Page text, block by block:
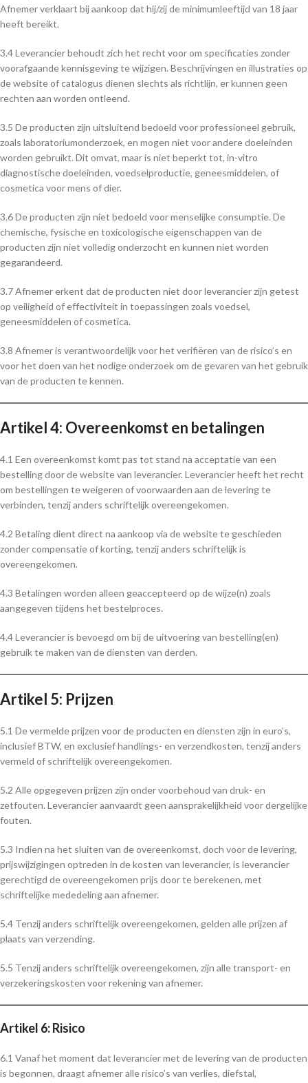
Afnemer verklaart bij aankoop dat hij/zij de minimumleeftijd van 18 jaar
heeft bereikt.
3.4 Leverancier behoudt zich het recht voor om specificaties zonder
voorafgaande kennisgeving te wijzigen. Beschrijvingen en illustraties op
de website of catalogus dienen slechts als richtlijn, er kunnen geen
rechten aan worden ontleend.
3.5 De producten zijn uitsluitend bedoeld voor professioneel gebruik,
zoals laboratoriumonderzoek, en mogen niet voor andere doeleinden
worden gebruikt. Dit omvat, maar is niet beperkt tot, in-vitro
diagnostische doeleinden, voedselproductie, geneesmiddelen, of
cosmetica voor mens of dier.
3.6 De producten zijn niet bedoeld voor menselijke consumptie. De
chemische, fysische en toxicologische eigenschappen van de
producten zijn niet volledig onderzocht en kunnen niet worden
gegarandeerd.
3.7 Afnemer erkent dat de producten niet door leverancier zijn getest
op veiligheid of effectiviteit in toepassingen zoals voedsel,
geneesmiddelen of cosmetica.
3.8 Afnemer is verantwoordelijk voor het verifiëren van de risico’s en
voor het doen van het nodige onderzoek om de gevaren van het gebruik
van de producten te kennen.
Artikel 4: Overeenkomst en betalingen
4.1 Een overeenkomst komt pas tot stand na acceptatie van een
bestelling door de website van leverancier. Leverancier heeft het recht
om bestellingen te weigeren of voorwaarden aan de levering te
verbinden, tenzij anders schriftelijk overeengekomen.
4.2 Betaling dient direct na aankoop via de website te geschieden
zonder compensatie of korting, tenzij anders schriftelijk is
overeengekomen.
4.3 Betalingen worden alleen geaccepteerd op de wijze(n) zoals
aangegeven tijdens het bestelproces.
4.4 Leverancier is bevoegd om bij de uitvoering van bestelling(en)
gebruik te maken van de diensten van derden.
Artikel 5: Prijzen
5.1 De vermelde prijzen voor de producten en diensten zijn in euro’s,
inclusief BTW, en exclusief handlings- en verzendkosten, tenzij anders
vermeld of schriftelijk overeengekomen.
5.2 Alle opgegeven prijzen zijn onder voorbehoud van druk- en
zetfouten. Leverancier aanvaardt geen aansprakelijkheid voor dergelijke
fouten.
5.3 Indien na het sluiten van de overeenkomst, doch voor de levering,
prijswijzigingen optreden in de kosten van leverancier, is leverancier
gerechtigd de overeengekomen prijs door te berekenen, met
schriftelijke mededeling aan afnemer.
5.4 Tenzij anders schriftelijk overeengekomen, gelden alle prijzen af
plaats van verzending.
5.5 Tenzij anders schriftelijk overeengekomen, zijn alle transport- en
verzekeringskosten voor rekening van afnemer.
Artikel 6: Risico
6.1 Vanaf het moment dat leverancier met de levering van de producten
is begonnen, draagt afnemer alle risico’s van verlies, diefstal,